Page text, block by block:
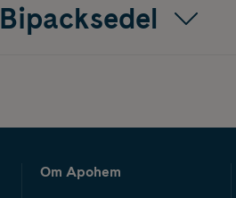
Bipacksedel
Om Apohem